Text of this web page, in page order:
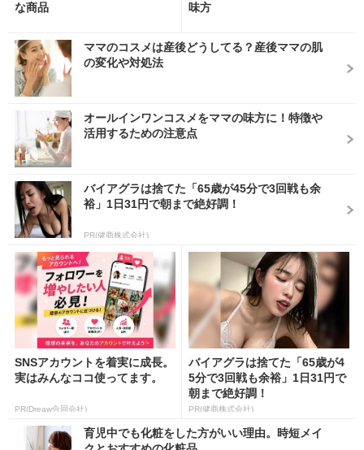
な商品
味方
ママのコスメは産後どうしてる？産後ママの肌
の変化や対処法
オールインワンコスメをママの味方に！特徴や
活用するための注意点
バイアグラは捨てた「65歳が45分で3回戦も余
裕」1日31円で朝まで絶好調！
PR(健商株式会社)
SNSアカウントを着実に成長。
実はみんなココ使ってます。
PR(Dreaw合同会社)
バイアグラは捨てた「65歳が4
5分で3回戦も余裕」1日31円で
朝まで絶好調！
PR(健商株式会社)
育児中でも化粧をした方がいい理由。時短メイ